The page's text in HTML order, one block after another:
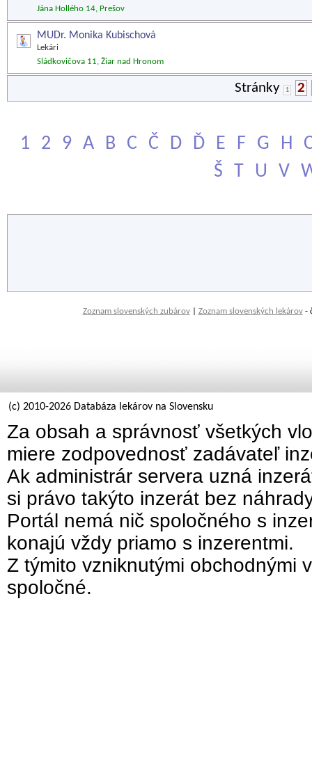
Jána Hollého 14, Prešov
MUDr. Monika Kubischová
Lekári
Sládkovičova 11, Žiar nad Hronom
Stránky 1 2
1 2 9 A B C Č D Ď E F G H
Š
T U V
Zoznam slovenských zubárov| Zoznam slovenských lekárov-
(c) 2010-2026 Databáza lekárov na Slovensku
Za obsah a správnosť všetkých
miere zodpovednosť zadávateľ
Ak administrár servera uzná
si právo takýto inzerát bez
Portál nemá nič spoločného s
konajú vždy priamo s inzerentmi.
Z týmito vzniknutými obchodnými
spoločné.